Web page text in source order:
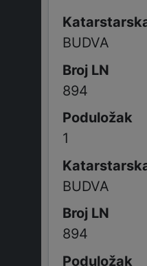
BUDVA
894
1
BUDVA
894